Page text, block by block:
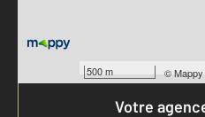
500 m ©Mappy
Votre